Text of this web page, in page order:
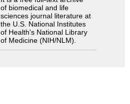
of biomedical and life
sciences journal literature at
the U.S. National Institutes
of Health's National Library
of Medicine (NIH/NLM).